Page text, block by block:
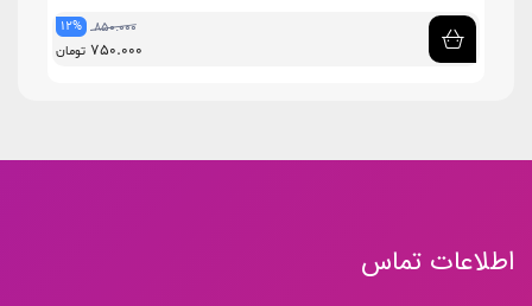
12% 850.000
750.000 تومان
اطلاعات تماس